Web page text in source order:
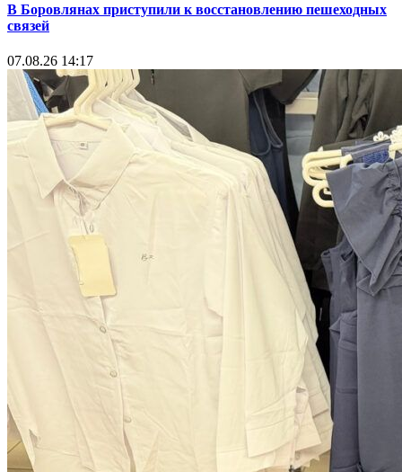
В Боровлянах приступили к восстановлению пешеходных
связей
07.08.26 14:17